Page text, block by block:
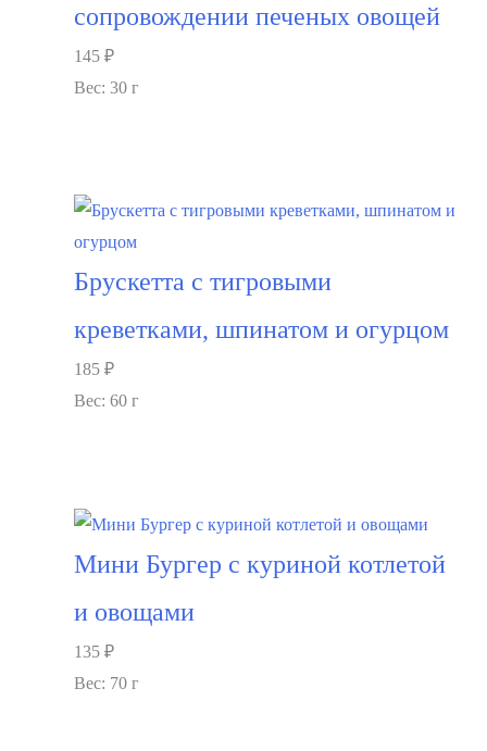
сопровождении печеных овощей
145 ₽
Вес: 30 г
Брускетта с тигровыми
креветками, шпинатом и огурцом
185 ₽
Вес: 60 г
Мини Бургер с куриной котлетой
и овощами
135 ₽
Вес: 70 г